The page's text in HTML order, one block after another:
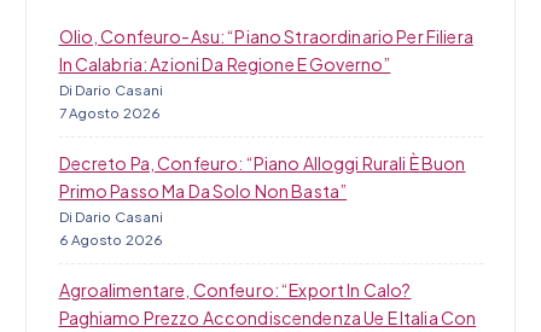
Olio, Confeuro-Asu: “Piano Straordinario Per Filiera
In Calabria: Azioni Da Regione E Governo”
Di Dario Casani
7 Agosto 2026
Decreto Pa, Confeuro: “Piano Alloggi Rurali È Buon
Primo Passo Ma Da Solo Non Basta”
Di Dario Casani
6 Agosto 2026
Agroalimentare, Confeuro: “Export In Calo?
Paghiamo Prezzo Accondiscendenza Ue E Italia Con